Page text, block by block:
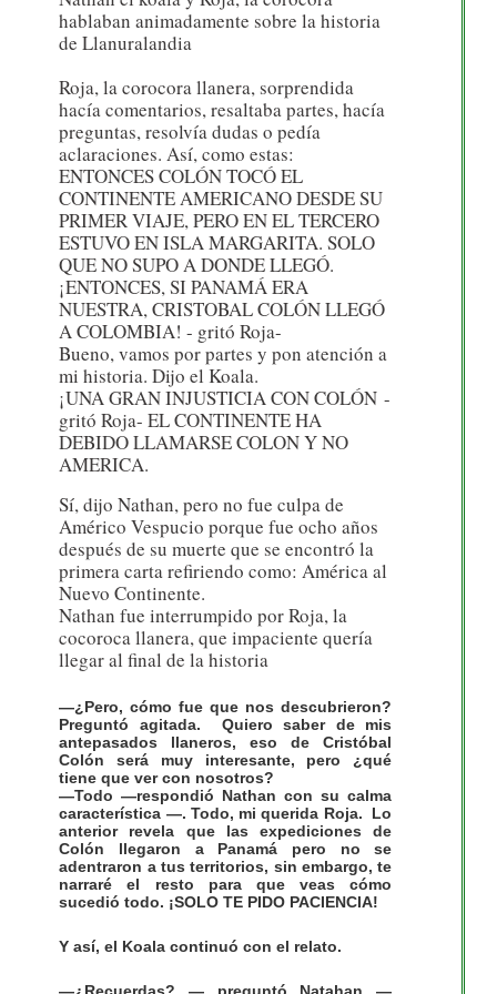
hablaban animadamente sobre la historia
de Llanuralandia
Roja, la corocora llanera, sorprendida
hacía comentarios, resaltaba partes, hacía
preguntas, resolvía dudas o pedía
aclaraciones. Así, como estas:
ENTONCES COLÓN TOCÓ EL
CONTINENTE AMERICANO DESDE SU
PRIMER VIAJE, PERO EN EL TERCERO
ESTUVO EN ISLA MARGARITA. SOLO
QUE NO SUPO A DONDE LLEGÓ.
¡ENTONCES, SI PANAMÁ ERA
NUESTRA, CRISTOBAL COLÓN LLEGÓ
A COLOMBIA! - gritó Roja-
Bueno, vamos por partes y pon atención a
mi historia. Dijo el Koala.
¡UNA GRAN INJUSTICIA CON COLÓN -
gritó Roja- EL CONTINENTE HA
DEBIDO LLAMARSE COLON Y NO
AMERICA.
Sí, dijo Nathan, pero no fue culpa de
Américo Vespucio porque fue ocho años
después de su muerte que se encontró la
primera carta refiriendo como: América al
Nuevo Continente.
Nathan fue interrumpido por Roja, la
cocoroca llanera, que impaciente quería
llegar al final de la historia
—¿Pero, cómo fue que nos descubrieron?
Preguntó agitada. Quiero saber de mis
antepasados llaneros, eso de Cristóbal
Colón será muy interesante, pero ¿qué
tiene que ver con nosotros?
—Todo —respondió Nathan con su calma
característica —. Todo, mi querida Roja. Lo
anterior revela que las expediciones de
Colón llegaron a Panamá pero no se
adentraron a tus territorios, sin embargo, te
narraré el resto para que veas cómo
sucedió todo. ¡SOLO TE PIDO PACIENCIA!
Y así, el Koala continuó con el relato.